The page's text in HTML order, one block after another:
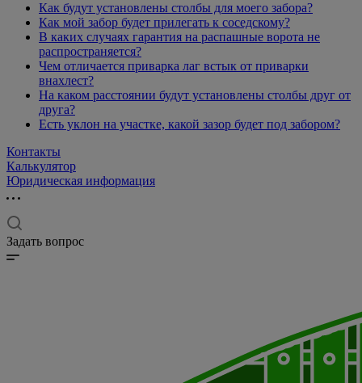
Как будут установлены столбы для моего забора?
Как мой забор будет прилегать к соседскому?
В каких случаях гарантия на распашные ворота не
распространяется?
Чем отличается приварка лаг встык от приварки
внахлест?
На каком расстоянии будут установлены столбы друг от
друга?
Есть уклон на участке, какой зазор будет под забором?
Контакты
Калькулятор
Юридическая информация
Задать вопрос